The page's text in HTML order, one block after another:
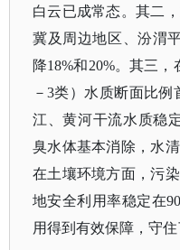
白云已成常态。其二
冀及周边地区、汾渭
降18%和20%。其三
－3类）水质断面比例
江、黄河干流水质稳
臭水体基本消除，水
在土壤环境方面，污
地安全利用率稳定在
用得到有效保障，守